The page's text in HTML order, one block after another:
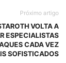
Próximo artigo
VOLTA A
ESPECIALISTAS
CADA VEZ
SOFISTICADOS